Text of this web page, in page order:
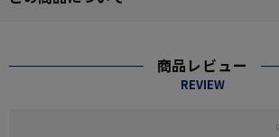
商品レビュー
REVIEW